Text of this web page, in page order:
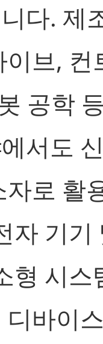
다. 제
브, 컨
공학
서도
로 활
자 기기
형 시스
바이